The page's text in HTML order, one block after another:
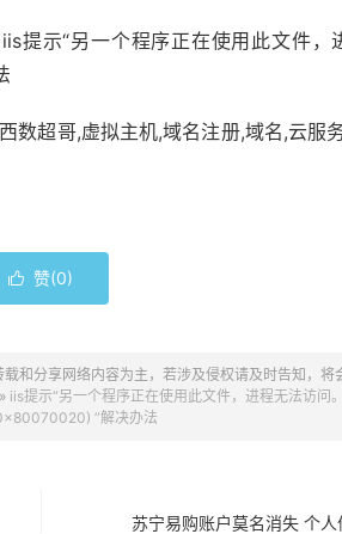
提示“另一个程序正在使用此文件，
数超哥,虚拟主机,域名注册,域名,云服
 赞(0)
和分享网络内容为主，若涉及侵权请及时告知，将
iis提示“另一个程序正在使用此文件，进程无法访问
”解决办法
苏宁易购账户莫名消失 个